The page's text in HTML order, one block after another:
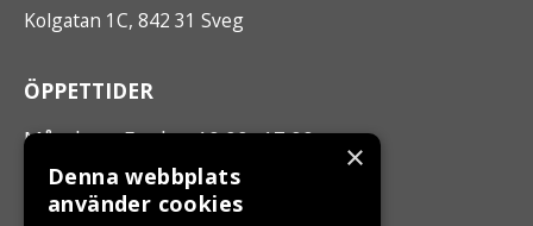
Kolgatan 1C, 842 31 Sveg
ÖPPETTIDER
Måndag - Fredag 10.00 -17.00
LJUNGBERGS MOTOR
×
Denna webbplats
använder cookies